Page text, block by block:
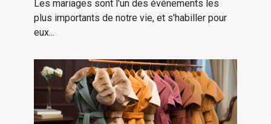
Les mariages sont l'un des événements les
plus importants de notre vie, et s'habiller pour
eux...